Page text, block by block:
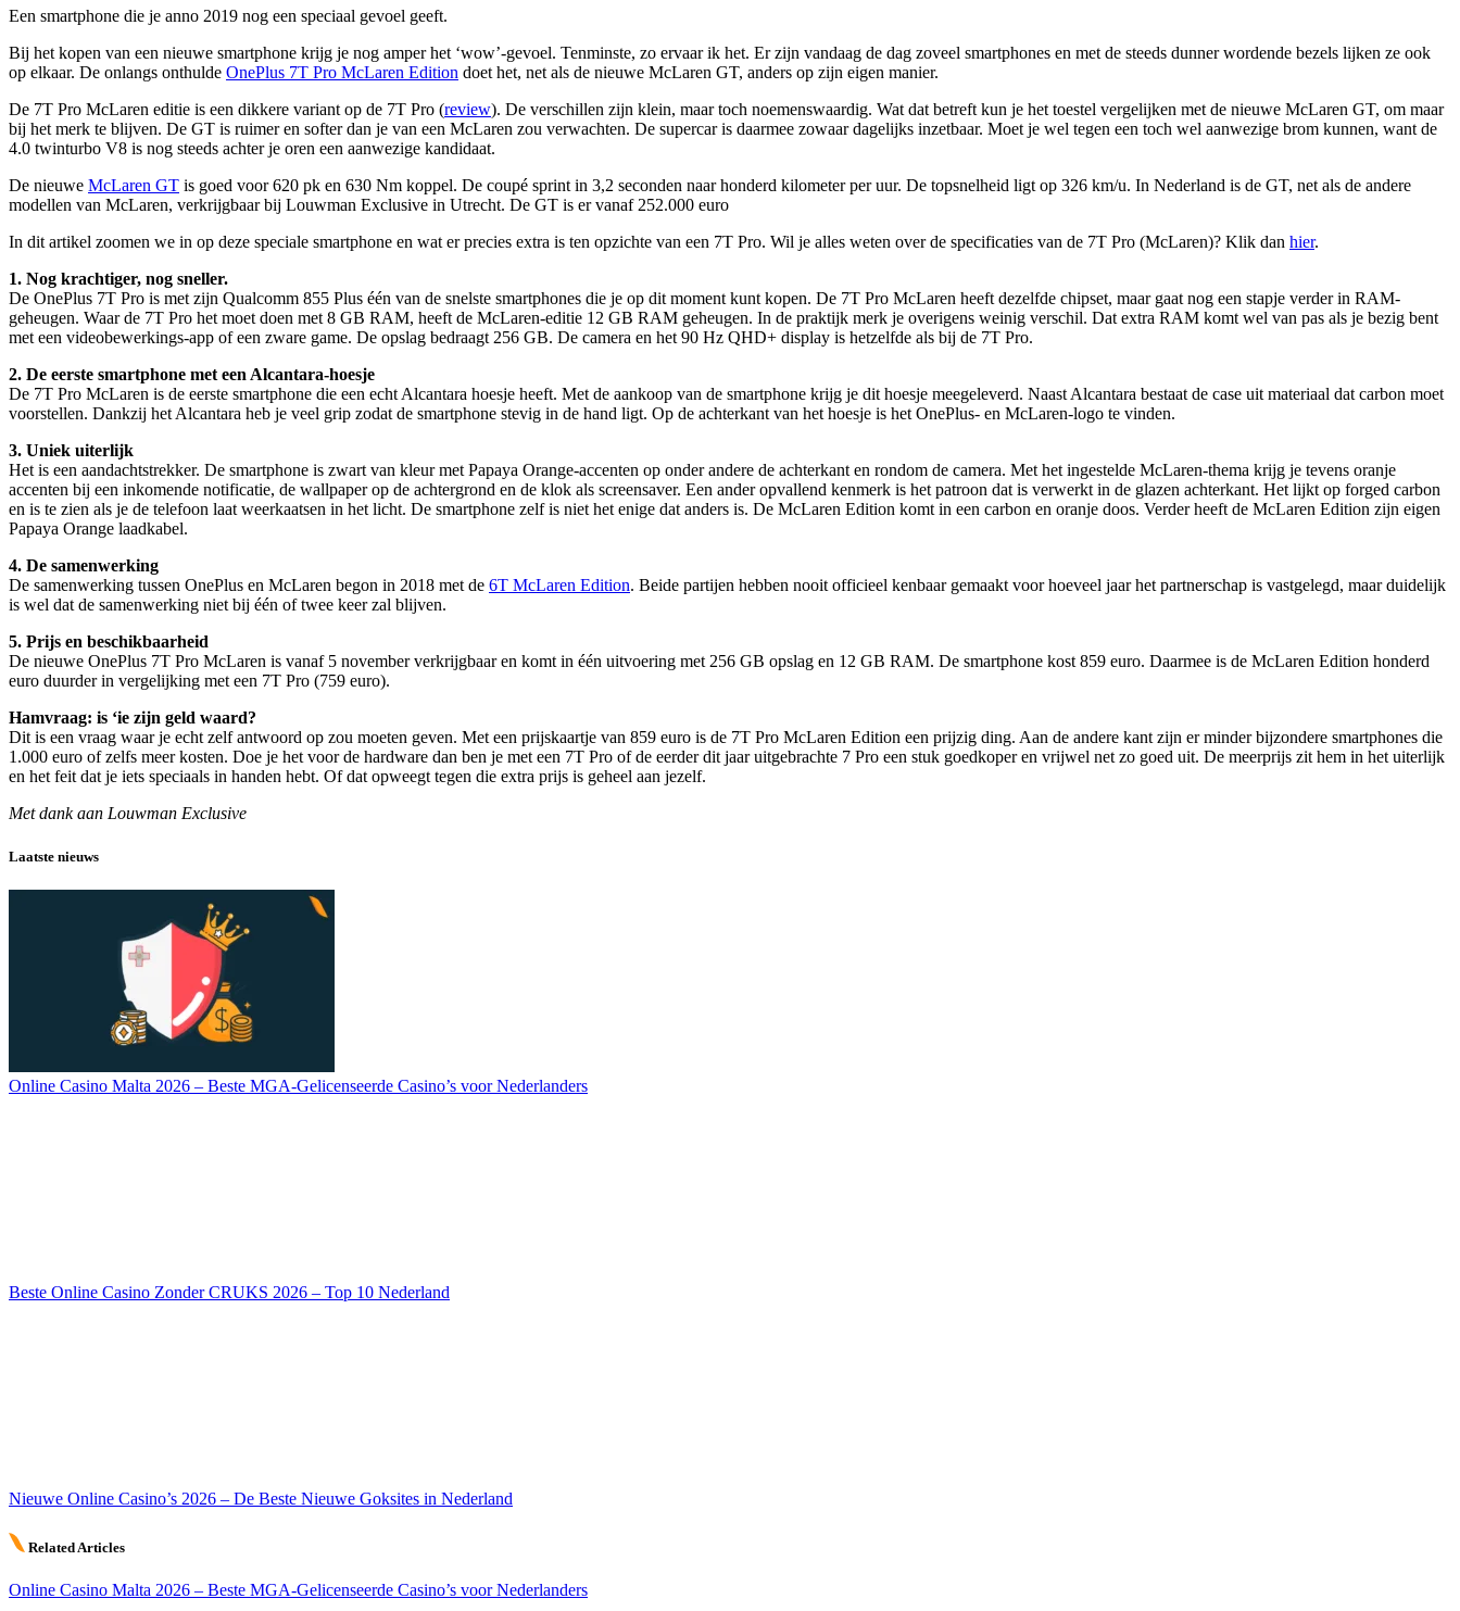
Een smartphone die je anno 2019 nog een speciaal gevoel geeft.
Bij het kopen van een nieuwe smartphone krijg je nog amper het ‘wow’-gevoel. Tenminste, zo ervaar ik het. Er zijn vandaag de dag zoveel smartphones en met de steeds dunner wordende bezels lijken ze ook
op elkaar. De onlangs onthulde OnePlus 7T Pro McLaren Edition doet het, net als de nieuwe McLaren GT, anders op zijn eigen manier.
De 7T Pro McLaren editie is een dikkere variant op de 7T Pro (review). De verschillen zijn klein, maar toch noemenswaardig. Wat dat betreft kun je het toestel vergelijken met de nieuwe McLaren GT, om maar
bij het merk te blijven. De GT is ruimer en softer dan je van een McLaren zou verwachten. De supercar is daarmee zowaar dagelijks inzetbaar. Moet je wel tegen een toch wel aanwezige brom kunnen, want de
4.0 twinturbo V8 is nog steeds achter je oren een aanwezige kandidaat.
De nieuwe McLaren GT is goed voor 620 pk en 630 Nm koppel. De coupé sprint in 3,2 seconden naar honderd kilometer per uur. De topsnelheid ligt op 326 km/u. In Nederland is de GT, net als de andere
modellen van McLaren, verkrijgbaar bij Louwman Exclusive in Utrecht. De GT is er vanaf 252.000 euro
In dit artikel zoomen we in op deze speciale smartphone en wat er precies extra is ten opzichte van een 7T Pro. Wil je alles weten over de specificaties van de 7T Pro (McLaren)? Klik dan hier.
1. Nog krachtiger, nog sneller.
De OnePlus 7T Pro is met zijn Qualcomm 855 Plus één van de snelste smartphones die je op dit moment kunt kopen. De 7T Pro McLaren heeft dezelfde chipset, maar gaat nog een stapje verder in RAM-
geheugen. Waar de 7T Pro het moet doen met 8 GB RAM, heeft de McLaren-editie 12 GB RAM geheugen. In de praktijk merk je overigens weinig verschil. Dat extra RAM komt wel van pas als je bezig bent
met een videobewerkings-app of een zware game. De opslag bedraagt 256 GB. De camera en het 90 Hz QHD+ display is hetzelfde als bij de 7T Pro.
2. De eerste smartphone met een Alcantara-hoesje
De 7T Pro McLaren is de eerste smartphone die een echt Alcantara hoesje heeft. Met de aankoop van de smartphone krijg je dit hoesje meegeleverd. Naast Alcantara bestaat de case uit materiaal dat carbon moet
voorstellen. Dankzij het Alcantara heb je veel grip zodat de smartphone stevig in de hand ligt. Op de achterkant van het hoesje is het OnePlus- en McLaren-logo te vinden.
3. Uniek uiterlijk
Het is een aandachtstrekker. De smartphone is zwart van kleur met Papaya Orange-accenten op onder andere de achterkant en rondom de camera. Met het ingestelde McLaren-thema krijg je tevens oranje
accenten bij een inkomende notificatie, de wallpaper op de achtergrond en de klok als screensaver. Een ander opvallend kenmerk is het patroon dat is verwerkt in de glazen achterkant. Het lijkt op forged carbon
en is te zien als je de telefoon laat weerkaatsen in het licht. De smartphone zelf is niet het enige dat anders is. De McLaren Edition komt in een carbon en oranje doos. Verder heeft de McLaren Edition zijn eigen
Papaya Orange laadkabel.
4. De samenwerking
De samenwerking tussen OnePlus en McLaren begon in 2018 met de 6T McLaren Edition. Beide partijen hebben nooit officieel kenbaar gemaakt voor hoeveel jaar het partnerschap is vastgelegd, maar duidelijk
is wel dat de samenwerking niet bij één of twee keer zal blijven.
5. Prijs en beschikbaarheid
De nieuwe OnePlus 7T Pro McLaren is vanaf 5 november verkrijgbaar en komt in één uitvoering met 256 GB opslag en 12 GB RAM. De smartphone kost 859 euro. Daarmee is de McLaren Edition honderd
euro duurder in vergelijking met een 7T Pro (759 euro).
Hamvraag: is ‘ie zijn geld waard?
Dit is een vraag waar je echt zelf antwoord op zou moeten geven. Met een prijskaartje van 859 euro is de 7T Pro McLaren Edition een prijzig ding. Aan de andere kant zijn er minder bijzondere smartphones die
1.000 euro of zelfs meer kosten. Doe je het voor de hardware dan ben je met een 7T Pro of de eerder dit jaar uitgebrachte 7 Pro een stuk goedkoper en vrijwel net zo goed uit. De meerprijs zit hem in het uiterlijk
en het feit dat je iets speciaals in handen hebt. Of dat opweegt tegen die extra prijs is geheel aan jezelf.
Met dank aan Louwman Exclusive
Laatste nieuws
Online Casino Malta 2026 – Beste MGA-Gelicenseerde Casino’s voor Nederlanders
Beste Online Casino Zonder CRUKS 2026 – Top 10 Nederland
Nieuwe Online Casino’s 2026 – De Beste Nieuwe Goksites in Nederland
Related Articles
Online Casino Malta 2026 – Beste MGA-Gelicenseerde Casino’s voor Nederlanders